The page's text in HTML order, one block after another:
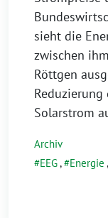
sieht die
zwischen
Röttgen
Solarstrom
Archiv
EEG, Energie ,